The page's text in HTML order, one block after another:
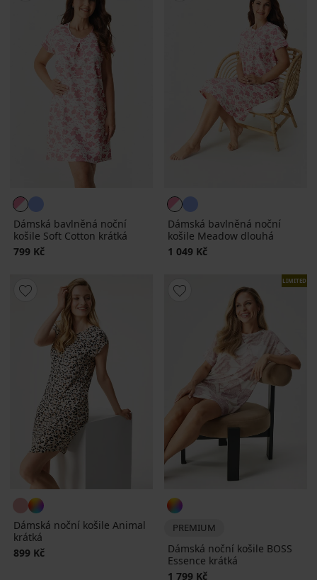
Dámská bavlněná noční
košile Soft Cotton krátká
799 Kč
Dámská bavlněná noční
košile Meadow dlouhá
1 049 Kč
Dámská noční košile Animal
krátká
899 Kč
LIMITED
PREMIUM
Dámská noční košile BOSS
Essence krátká
1 799 Kč